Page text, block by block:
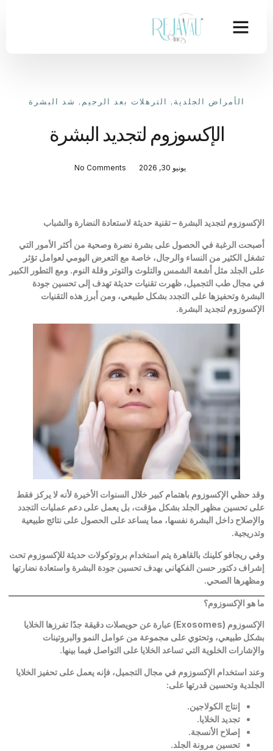
الأمراض الجلدية , الترهلات بعد الرجيم , شد البشرة
الإكسوزوم لتجديد البشرة
يونيو 30, 2026 No Comments
الإكسوزوم لتجديد البشرة – تقنية حديثة لاستعادة النضارة والشباب
أصبحت الرغبة في الحصول على بشرة نضرة وصحية من أكثر الأمور التي
تشغل الكثير من النساء والرجال، خاصة مع التعرض اليومي لعوامل تؤثر
على الجلد مثل أشعة الشمس والتلوث والتوتر وقلة النوم. ومع التطور الكبير
في مجال طب التجميل، ظهرت تقنيات حديثة تهدف إلى تحسين جودة
البشرة وتحفيزها على التجدد بشكل طبيعي، ومن أبرز هذه التقنيات
الإكسوزوم لتجديد البشرة.
وقد حظي الإكسوزوم باهتمام كبير خلال السنوات الأخيرة لأنه لا يركز فقط
على تحسين مظهر الجلد بشكل مؤقت، بل يعمل على دعم عمليات التجدد
والإصلاح داخل البشرة نفسها، مما يساعد على الحصول على نتائج طبيعية
وتدريجية.
وفي ريجافو كلينك بالقاهرة يتم استخدام بروتوكولات حديثة للإكسوزوم تحت
إشراف دكتور حسن الفكهاني بهدف تحسين جودة البشرة واستعادة نضارتها
ومظهرها الصحي.
ما هو الإكسوزوم؟
الإكسوزوم (Exosomes)
عبارة عن حويصلات دقيقة جدًا تفرزها الخلايا
بشكل طبيعي، وتحتوي على مجموعة من عوامل النمو والبروتينات
والإشارات الخلوية التي تساعد الخلايا على التواصل فيما بينها.
وعند استخدام الإكسوزوم في مجال التجميل، فإنه يعمل على تحفيز الخلايا
الجلدية وتحسين قدرتها على:
إنتاج الكولاجين.
تجديد الخلايا.
إصلاح الأنسجة.
تحسين مرونة الجلد.